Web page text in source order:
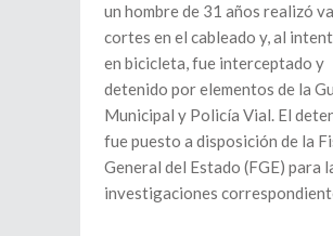
un hombre de 31 años realizó
cortes en el cableado y, al
en bicicleta, fue interceptado y
detenido por elementos de la
Municipal y Policía Vial. El
fue puesto a disposición de la
General del Estado (FGE) para
investigaciones